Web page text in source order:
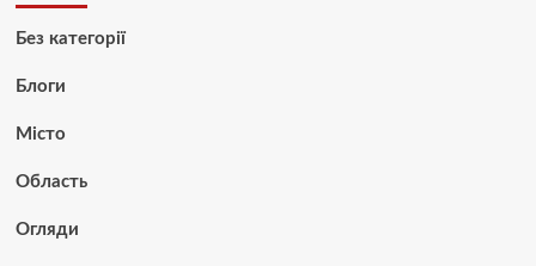
Без категорії
Блоги
Місто
Область
Огляди